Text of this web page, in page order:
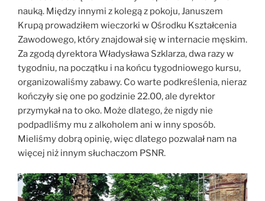
nauką. Między innymi z kolegą z pokoju, Januszem
Krupą prowadziłem wieczorki w Ośrodku Kształcenia
Zawodowego, który znajdował się w internacie męskim.
Za zgodą dyrektora Władysława Szklarza, dwa razy w
tygodniu, na początku i na końcu tygodniowego kursu,
organizowaliśmy zabawy. Co warte podkreślenia, nieraz
kończyły się one po godzinie 22.00, ale dyrektor
przymykał na to oko. Może dlatego, że nigdy nie
podpadliśmy mu z alkoholem ani w inny sposób.
Mieliśmy dobrą opinię, więc dlatego pozwalał nam na
więcej niż innym słuchaczom PSNR.